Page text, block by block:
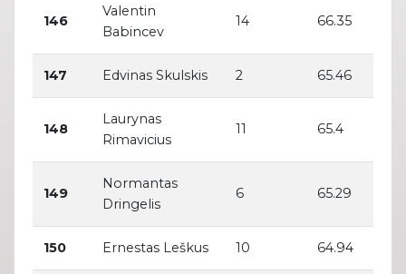
146
Valentin
Babincev
14 66.35
147 Edvinas Skulskis 2 65.46
148
Laurynas
Rimavicius
11 65.4
149
Normantas
Dringelis
6 65.29
150 Ernestas Leškus 10 64.94